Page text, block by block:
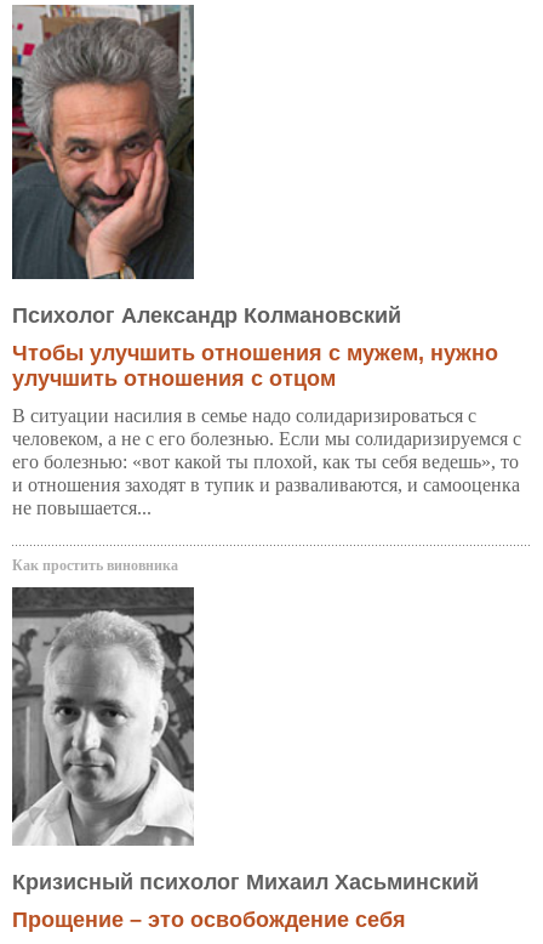
Психолог Александр Колмановский
Чтобы улучшить отношения с мужем, нужно
улучшить отношения с отцом
В ситуации насилия в семье надо солидаризироваться с
человеком, а не с его болезнью. Если мы солидаризируемся с
его болезнью: «вот какой ты плохой, как ты себя ведешь», то
и отношения заходят в тупик и разваливаются, и самооценка
не повышается...
Как простить виновника
Кризисный психолог Михаил Хасьминский
Прощение – это освобождение себя